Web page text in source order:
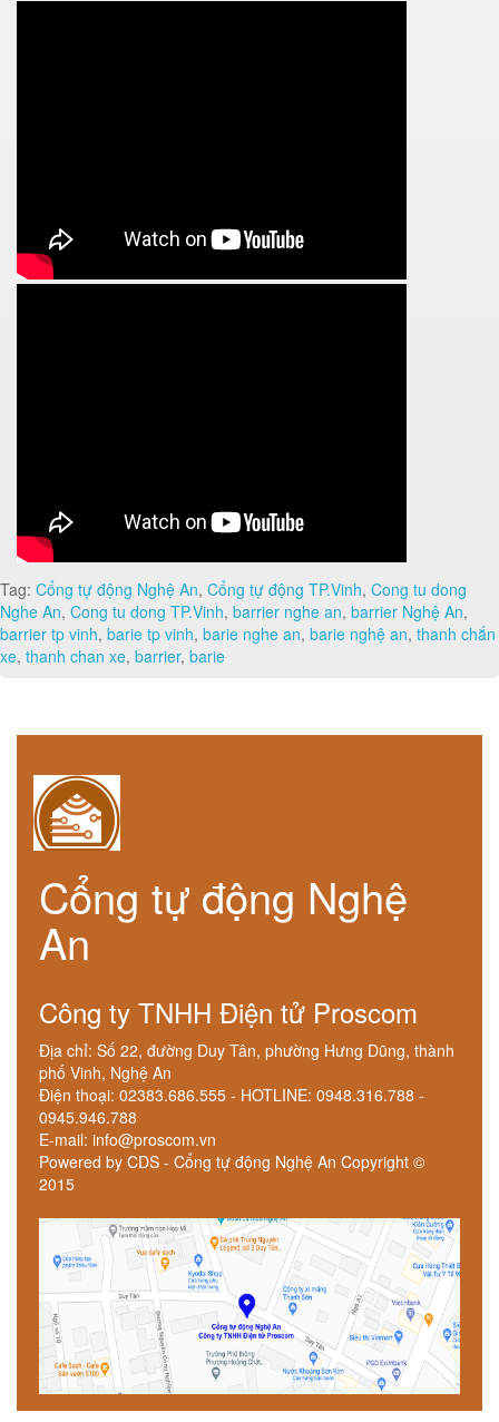
Tag: Cổng tự động Nghệ An, Cổng tự động TP.Vinh, Cong tu dong
Nghe An, Cong tu dong TP.Vinh, barrier nghe an, barrier Nghệ An,
barrier tp vinh, barie tp vinh, barie nghe an, barie nghệ an, thanh chắn
xe, thanh chan xe, barrier, barie
Cổng tự động Nghệ
An
Công ty TNHH Điện tử Proscom
Địa chỉ: Số 22, đường Duy Tân, phường Hưng Dũng, thành
phố Vinh, Nghệ An
Điện thoại: 02383.686.555 - HOTLINE: 0948.316.788 -
0945.946.788
E-mail: info@proscom.vn
Powered by CDS - Cổng tự động Nghệ An Copyright ©
2015